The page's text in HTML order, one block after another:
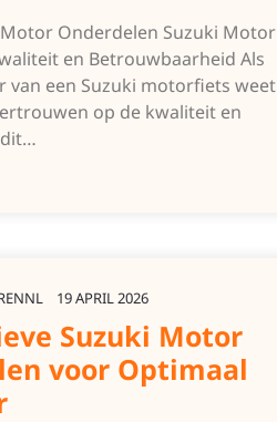
Onderdelen Suzuki Motor
en Betrouwbaarheid Als
van een Suzuki motorfiets weet
op de kwaliteit en
19 APRIL 2026
Suzuki Motor
voor Optimaal